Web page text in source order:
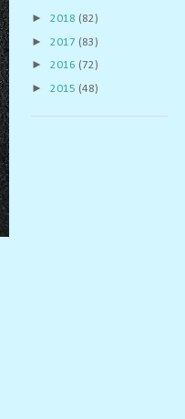
► 2018 (82)
► 2017 (83)
► 2016 (72)
► 2015 (48)